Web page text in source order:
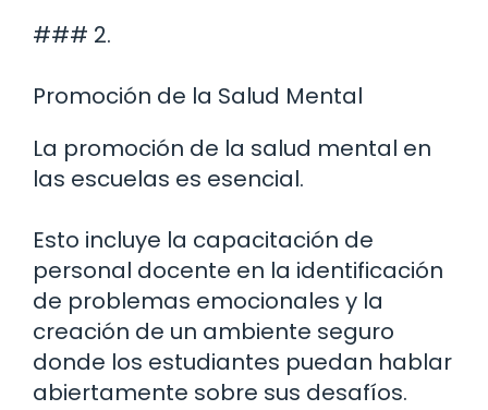
### 2.
Promoción de la Salud Mental
La promoción de la salud mental en
las escuelas es esencial.
Esto incluye la capacitación de
personal docente en la identificación
de problemas emocionales y la
creación de un ambiente seguro
donde los estudiantes puedan hablar
abiertamente sobre sus desafíos.